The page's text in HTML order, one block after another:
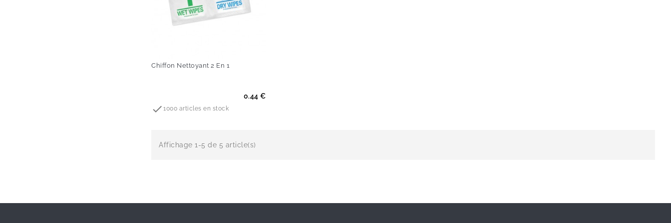
Chiffon Nettoyant 2 En 1
0.44 €
 1000 articles en stock
Affichage 1-5 de 5 article(s)